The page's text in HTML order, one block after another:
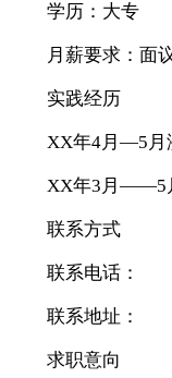
学历：大专
月薪要求：面
实践经历
XX年4月—5月
XX年3月——5
联系方式
联系电话：
联系地址：
求职意向